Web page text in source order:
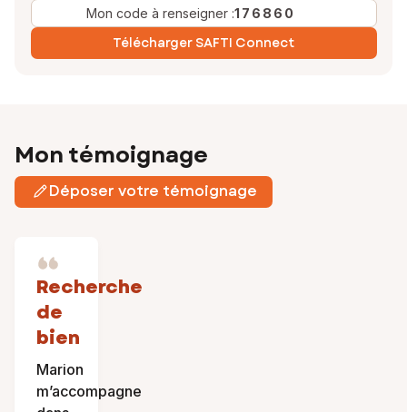
Mon code à renseigner :176860
Télécharger SAFTI Connect
Mon témoignage
Déposer votre témoignage
Recherche
de
bien
Marion
m’accompagne